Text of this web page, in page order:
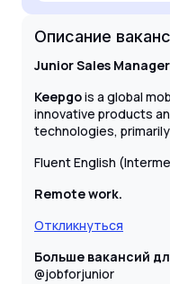
Описание
Junior Sales Manager
Keepgois a global
innovative products
technologies, primarily
Fluent English
Remote work.
Откликнуться
Больше вакансий
@jobforjunior